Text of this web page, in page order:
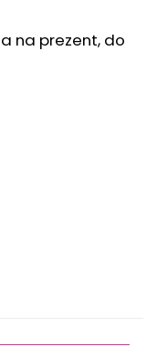
na prezent, do